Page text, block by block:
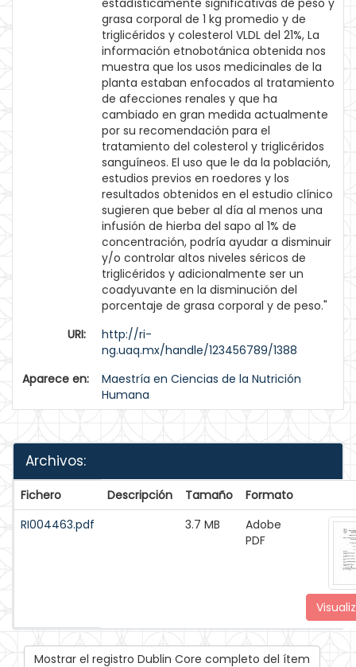
estadísticamente significativas de peso y
grasa corporal de 1 kg promedio y de
triglicéridos y colesterol VLDL del 21%, La
información etnobotánica obtenida nos
muestra que los usos medicinales de la
planta estaban enfocados al tratamiento
de afecciones renales y que ha
cambiado en gran medida actualmente
por su recomendación para el
tratamiento del colesterol y triglicéridos
sanguíneos. El uso que le da la población,
estudios previos en roedores y los
resultados obtenidos en el estudio clínico
sugieren que beber al día al menos una
infusión de hierba del sapo al 1% de
concentración, podría ayudar a disminuir
y/o controlar altos niveles séricos de
triglicéridos y adicionalmente ser un
coadyuvante en la disminución del
porcentaje de grasa corporal y de peso."
URI:
http://ri-
ng.uaq.mx/handle/123456789/1388
Aparece en:
Maestría en Ciencias de la Nutrición
Humana
Archivos:
Fichero Descripción Tamaño
Formato
RI004463.pdf
3.7 MB
Adobe
PDF
Mostrar el registro Dublin Core completo del ítem